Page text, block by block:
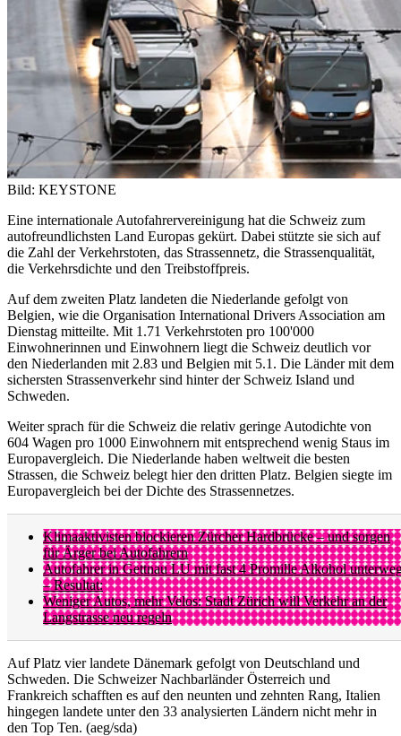
Bild: KEYSTONE
Eine internationale Autofahrervereinigung hat die Schweiz zum
autofreundlichsten Land Europas gekürt. Dabei stützte sie sich auf
die Zahl der Verkehrstoten, das Strassennetz, die Strassenqualität,
die Verkehrsdichte und den Treibstoffpreis.
Auf dem zweiten Platz landeten die Niederlande gefolgt von
Belgien, wie die Organisation International Drivers Association am
Dienstag mitteilte. Mit 1.71 Verkehrstoten pro 100'000
Einwohnerinnen und Einwohnern liegt die Schweiz deutlich vor
den Niederlanden mit 2.83 und Belgien mit 5.1. Die Länder mit dem
sichersten Strassenverkehr sind hinter der Schweiz Island und
Schweden.
Weiter sprach für die Schweiz die relativ geringe Autodichte von
604 Wagen pro 1000 Einwohnern mit entsprechend wenig Staus im
Europavergleich. Die Niederlande haben weltweit die besten
Strassen, die Schweiz belegt hier den dritten Platz. Belgien siegte im
Europavergleich bei der Dichte des Strassennetzes.
Klimaaktivisten blockieren Zürcher Hardbrücke – und sorgen
für Ärger bei Autofahrern
Autofahrer in Gettnau LU mit fast 4 Promille Alkohol
– Resultat:
Weniger Autos, mehr Velos: Stadt Zürich will Verkehr an der
Langstrasse neu regeln
Auf Platz vier landete Dänemark gefolgt von Deutschland und
Schweden. Die Schweizer Nachbarländer Österreich und
Frankreich schafften es auf den neunten und zehnten Rang, Italien
hingegen landete unter den 33 analysierten Ländern nicht mehr in
den Top Ten. (aeg/sda)